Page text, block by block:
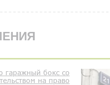
гаражный бокс со
на право